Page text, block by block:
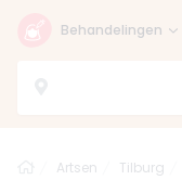
Behandelingen
Home
Artsen Tilburg